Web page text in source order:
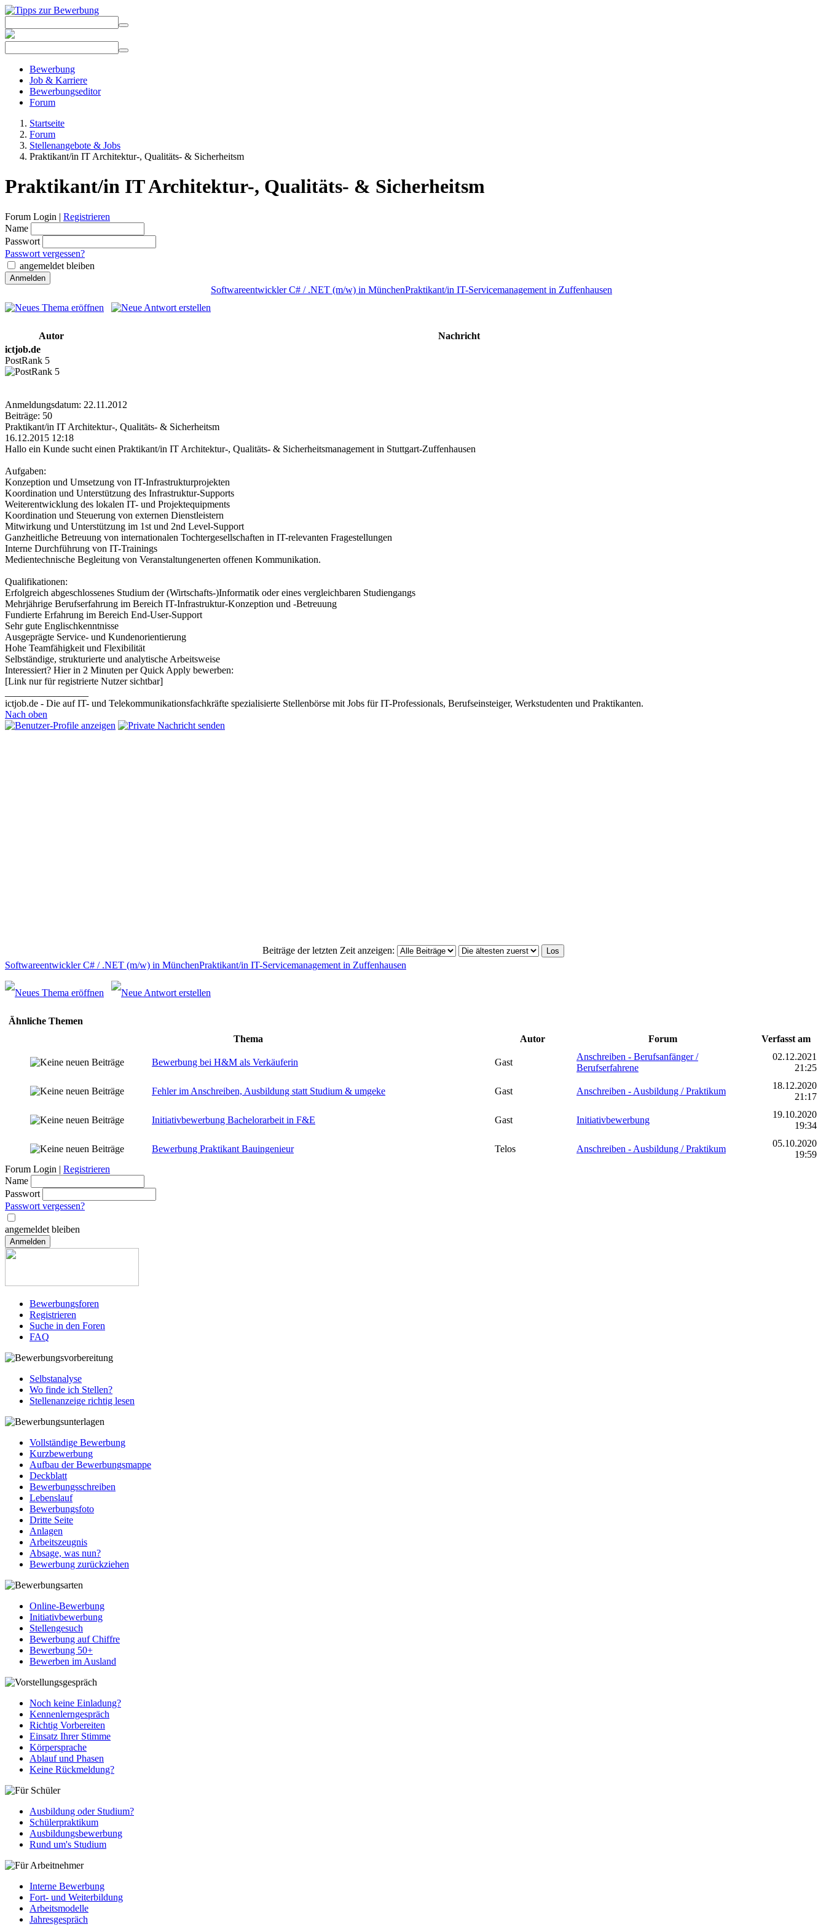
Bewerbung
Job & Karriere
Bewerbungseditor
Forum
Startseite
Forum
Stellenangebote & Jobs
Praktikant/in IT Architektur-, Qualitäts- & Sicherheitsm
Praktikant/in IT Architektur-, Qualitäts- & Sicherheitsm
Forum Login | Registrieren
Name
Passwort
Passwort vergessen?
angemeldet bleiben
Softwareentwickler C# / .NET (m/w) in MünchenPraktikant/in IT-Servicemanagement in Zuffenhausen
Autor
Nachricht
ictjob.de
PostRank 5
Anmeldungsdatum: 22.11.2012
Beiträge: 50
Praktikant/in IT Architektur-, Qualitäts- & Sicherheitsm
16.12.2015 12:18
Hallo ein Kunde sucht einen Praktikant/in IT Architektur-, Qualitäts- & Sicherheitsmanagement in Stuttgart-Zuffenhausen
Aufgaben:
Konzeption und Umsetzung von IT-Infrastrukturprojekten
Koordination und Unterstützung des Infrastruktur-Supports
Weiterentwicklung des lokalen IT- und Projektequipments
Koordination und Steuerung von externen Dienstleistern
Mitwirkung und Unterstützung im 1st und 2nd Level-Support
Ganzheitliche Betreuung von internationalen Tochtergesellschaften in IT-relevanten Fragestellungen
Interne Durchführung von IT-Trainings
Medientechnische Begleitung von Veranstaltungenerten offenen Kommunikation.
Qualifikationen:
Erfolgreich abgeschlossenes Studium der (Wirtschafts-)Informatik oder eines vergleichbaren Studiengangs
Mehrjährige Berufserfahrung im Bereich IT-Infrastruktur-Konzeption und -Betreuung
Fundierte Erfahrung im Bereich End-User-Support
Sehr gute Englischkenntnisse
Ausgeprägte Service- und Kundenorientierung
Hohe Teamfähigkeit und Flexibilität
Selbständige, strukturierte und analytische Arbeitsweise
Interessiert? Hier in 2 Minuten per Quick Apply bewerben:
[Link nur für registrierte Nutzer sichtbar]
ictjob.de - Die auf IT- und Telekommunikationsfachkräfte spezialisierte Stellenbörse mit Jobs für IT-Professionals, Berufseinsteiger, Werkstudenten und Praktikanten.
Nach oben
Beiträge der letzten Zeit anzeigen:
Softwareentwickler C# / .NET (m/w) in MünchenPraktikant/in IT-Servicemanagement in Zuffenhausen
Ähnliche Themen
Thema
Autor Forum Verfasst am
Bewerbung bei H&M als Verkäuferin Gast
Anschreiben - Berufsanfänger /
Berufserfahrene
02.12.2021
21:25
Fehler im Anschreiben, Ausbildung statt Studium & umgeke Gast Anschreiben - Ausbildung / Praktikum
18.12.2020
21:17
Initiativbewerbung Bachelorarbeit in F&E Gast Initiativbewerbung
19.10.2020
19:34
Bewerbung Praktikant Bauingenieur Telos Anschreiben - Ausbildung / Praktikum
05.10.2020
19:59
Forum Login | Registrieren
Name
Passwort
Passwort vergessen?
angemeldet bleiben
Anmelden
Bewerbungsforen
Registrieren
Suche in den Foren
FAQ
Selbstanalyse
Wo finde ich Stellen?
Stellenanzeige richtig lesen
Vollständige Bewerbung
Kurzbewerbung
Aufbau der Bewerbungsmappe
Deckblatt
Bewerbungsschreiben
Lebenslauf
Bewerbungsfoto
Dritte Seite
Anlagen
Arbeitszeugnis
Absage, was nun?
Bewerbung zurückziehen
Online-Bewerbung
Initiativbewerbung
Stellengesuch
Bewerbung auf Chiffre
Bewerbung 50+
Bewerben im Ausland
Noch keine Einladung?
Kennenlerngespräch
Richtig Vorbereiten
Einsatz Ihrer Stimme
Körpersprache
Ablauf und Phasen
Keine Rückmeldung?
Ausbildung oder Studium?
Schülerpraktikum
Ausbildungsbewerbung
Rund um's Studium
Interne Bewerbung
Fort- und Weiterbildung
Arbeitsmodelle
Jahresgespräch